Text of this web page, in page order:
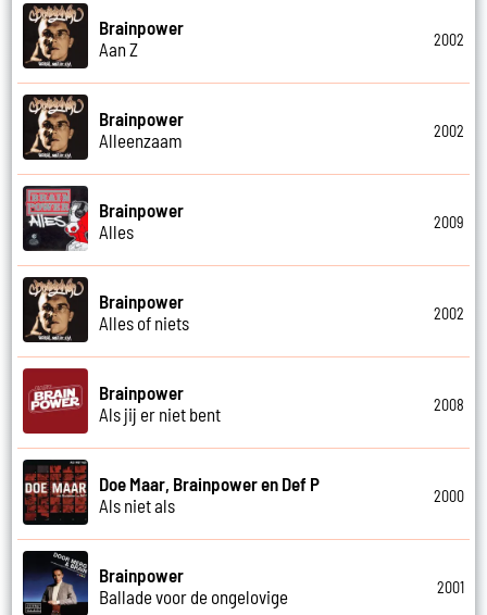
Brainpower
Aan Z
2002
Brainpower
Alleenzaam
2002
Brainpower
Alles
2009
Brainpower
Alles of niets
2002
Brainpower
Als jij er niet bent
2008
Doe Maar, Brainpower en Def P
Als niet als
2000
Brainpower
Ballade voor de ongelovige
2001